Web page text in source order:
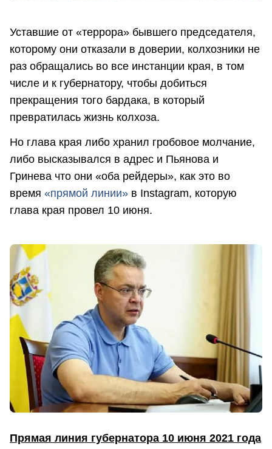
Уставшие от «террора» бывшего председателя,
которому они отказали в доверии, колхозники не
раз обращались во все инстанции края, в том
числе и к губернатору, чтобы добиться
прекращения того бардака, в который
превратилась жизнь колхоза.
Но глава края либо хранил гробовое молчание,
либо высказывался в адрес и Пьянова и
Гринева что они «оба рейдеры», как это во
время «прямой линии» в Instagram, которую
глава края провел 10 июня.
Прямая линия губернатора 10 июня 2021 года